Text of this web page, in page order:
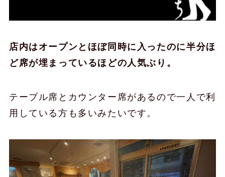
店内はオープンとほぼ同時に入ったのに半分ほ
ど席が埋まっているほどの人気ぶり。
テーブル席とカウンター席があるので一人で利
用している方も多いみたいです。